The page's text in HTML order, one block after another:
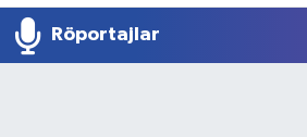
Röportajlar